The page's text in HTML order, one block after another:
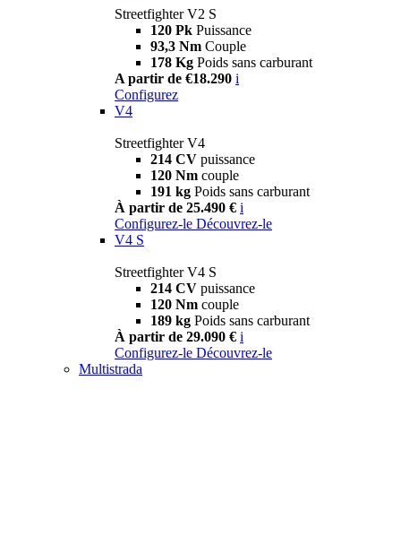
Streetfighter V2 S
120 Pk Puissance
93,3 Nm Couple
178 Kg Poids sans carburant
A partir de €18.290 i
Configurez
V4
Streetfighter V4
214 CV puissance
120 Nm couple
191 kg Poids sans carburant
À partir de 25.490 € i
Configurez-le Découvrez-le
V4 S
Streetfighter V4 S
214 CV puissance
120 Nm couple
189 kg Poids sans carburant
À partir de 29.090 € i
Configurez-le Découvrez-le
Multistrada